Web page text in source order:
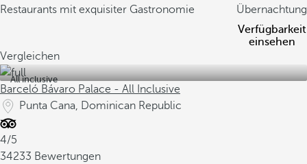
Restaurants mit exquisiter Gastronomie
Übernachtung
Verfügbarkeit
einsehen
Vergleichen
All inclusive
Barceló Bávaro Palace - All Inclusive
Punta Cana, Dominican Republic
4/5
34233 Bewertungen